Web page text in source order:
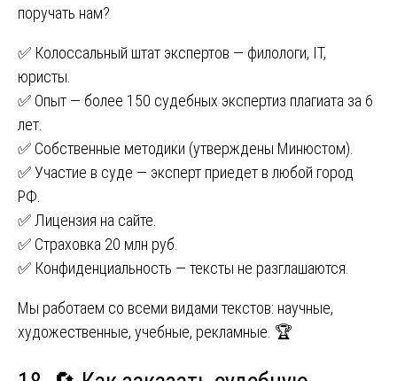
поручать нам?
✅ Колоссальный штат экспертов — филологи, IT,
юристы.
✅ Опыт — более 150 судебных экспертиз плагиата за 6
лет.
✅ Собственные методики (утверждены Минюстом).
✅ Участие в суде — эксперт приедет в любой город
РФ.
✅ Лицензия на сайте.
✅ Страховка 20 млн руб.
✅ Конфиденциальность — тексты не разглашаются.
Мы работаем со всеми видами текстов: научные,
художественные, учебные, рекламные. 🏆